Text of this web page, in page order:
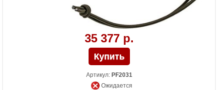
35 377 р.
Артикул: PF2031
Ожидается